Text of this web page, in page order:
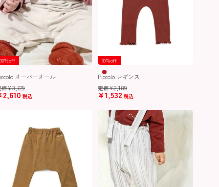
30％off
オーバーオール
価¥3,729
2,610 税込
30％off
Piccolo レギンス
定価¥2,189
¥1,532 税込